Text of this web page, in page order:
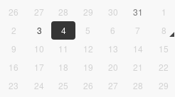
26 27 28 29 30 31
1
2
3 4 5 6 7
8
9
10 11 12 13 14
15
16
17 18 19 20 21
22
23
24 25 26 27 28
29